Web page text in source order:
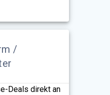
/
Deals direkt an